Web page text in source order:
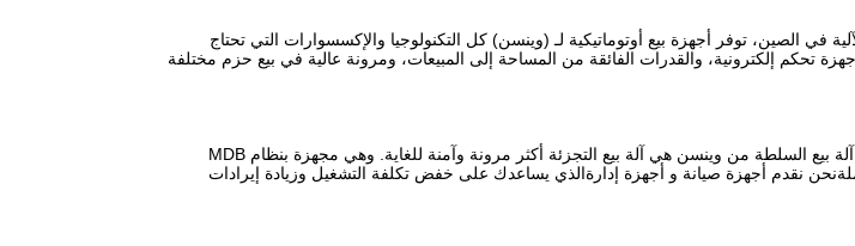
في الصين، توفر أجهزة بيع أوتوماتيكية لـ (وينسن) كل التكنولوجيا والإكسسوارات التي تحتاج
تحكم إلكترونية، والقدرات الفائقة من المساحة إلى المبيعات، ومرونة عالية في بيع حزم مختلفة
كشركة رائدة في مجال الحلول ذاتية الخدمة، آلة بيع السلطة من وينسن هي آلة بيع التجزئة أكثر مرونة وآمنة للغاية. وهي مجهزة بنظام MDB
بوصة،المقبول للعملةنحن نقدم أجهزة صيانة و أجهزة إدارةالذي يساعدك على خفض تكلفة التشغيل وزيادة إيرادات